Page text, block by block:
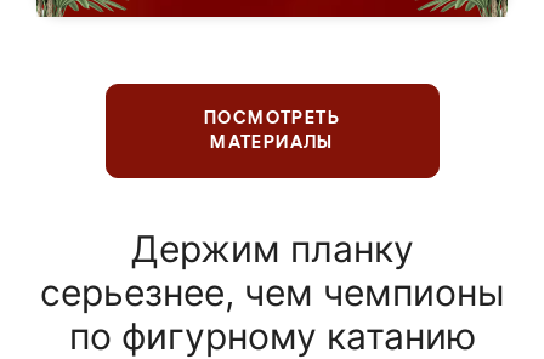
ПОСМОТРЕТЬ
МАТЕРИАЛЫ
Держим планку
серьезнее, чем чемпионы
по фигурному катанию